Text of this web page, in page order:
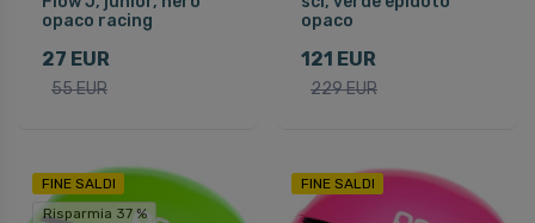
opaco racing
27 EUR
55 EUR
opaco
121 EUR
229 EUR
FINE SALDI
Risparmia 37 %
FINE SALDI